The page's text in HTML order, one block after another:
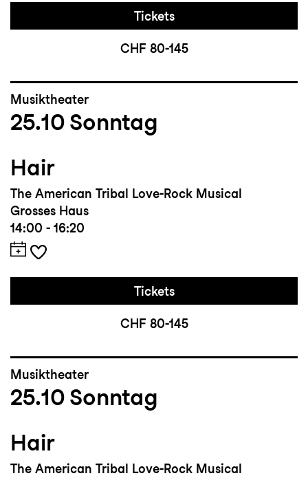
Tickets
CHF 80-145
Musiktheater
25.10 Sonntag
Hair
The American Tribal Love-Rock Musical
Grosses Haus
14:00 - 16:20
Tickets
CHF 80-145
Musiktheater
25.10 Sonntag
Hair
The American Tribal Love-Rock Musical